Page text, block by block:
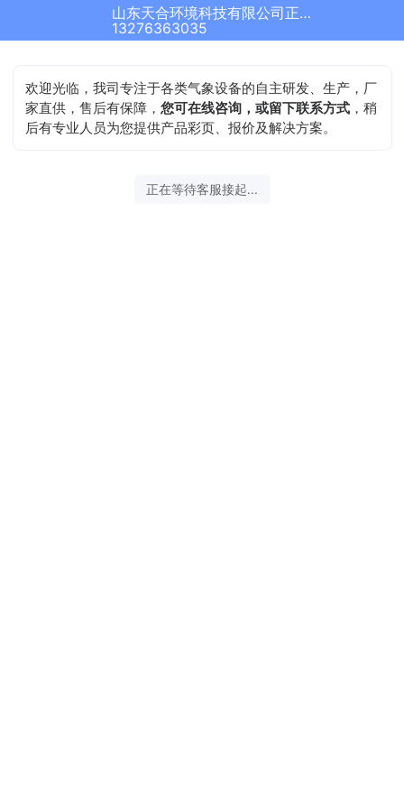
山东天合环境科技有限公司正在为您服务
13276363035
欢迎光临，我司专注于各类气象设备的自主研发、生产，厂
家直供，售后有保障，您可在线咨询，或留下联系方式 ，稍
后有专业人员为您提供产品彩页、报价及解决方案。
2026-08-08 22:37:40 开始沟通